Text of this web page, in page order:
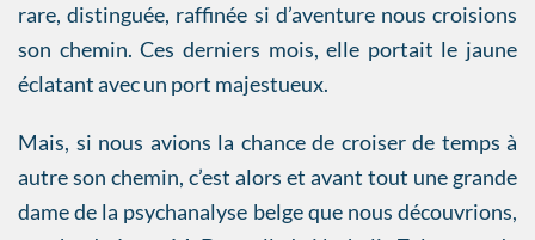
rare, distinguée, raffinée si d’aventure nous croisions
son chemin. Ces derniers mois, elle portait le jaune
éclatant avec un port majestueux.
Mais, si nous avions la chance de croiser de temps à
autre son chemin, c’est alors et avant tout une grande
dame de la psychanalyse belge que nous découvrions,